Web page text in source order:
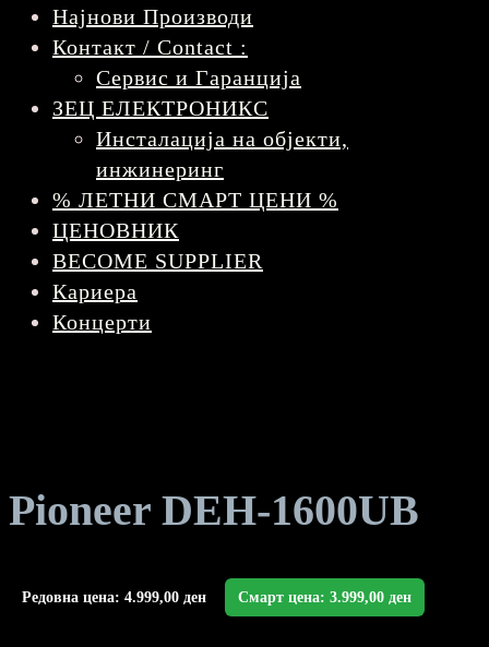
Најнови Производи
Контакт / Contact :
Сервис и Гаранција
ЗЕЦ ЕЛЕКТРОНИКС
Инсталација на објекти,
инжинеринг
% ЛЕТНИ СМАРТ ЦЕНИ %
ЦЕНОВНИК
BECOME SUPPLIER
Кариера
Концерти
Pioneer DEH-1600UB
Редовна цена: 4.999,00 ден Смарт цена: 3.999,00 ден